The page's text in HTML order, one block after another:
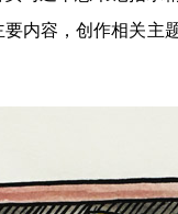
内容，创作相关主